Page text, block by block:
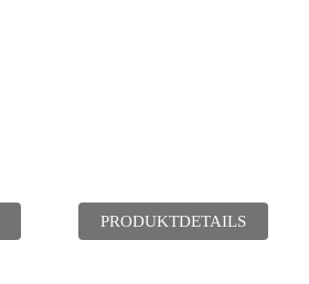
PRODUKTDETAILS